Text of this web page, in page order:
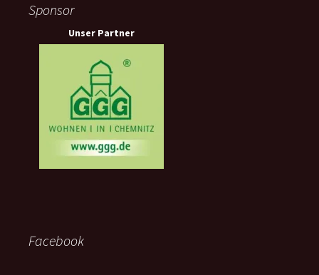
Sponsor
Unser Partner
Facebook